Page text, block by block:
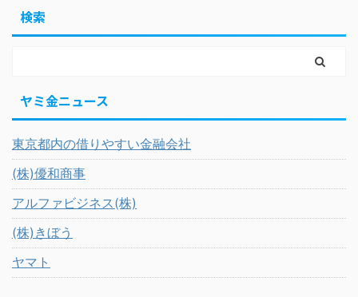
検索
ヤミ金ニュース
東京都内の借りやすい金融会社
(株)優和商事
アルファビジネス(株)
(株)きぼう
ヤマト